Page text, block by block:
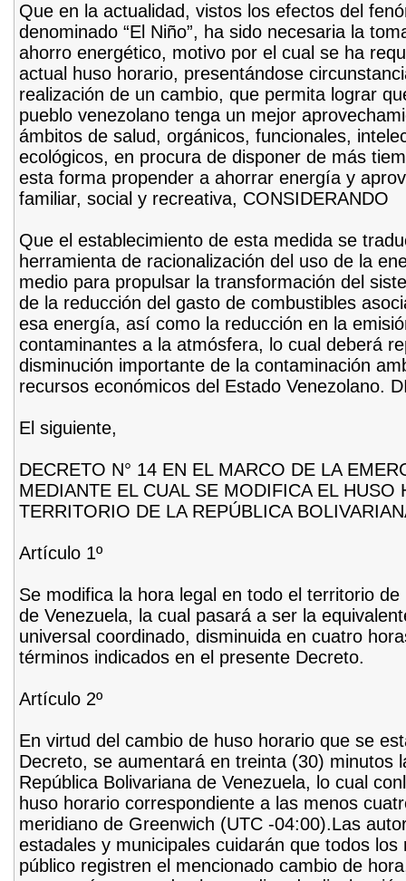
Que en la actualidad, vistos los efectos del
denominado “El Niño”, ha sido necesaria la
ahorro energético, motivo por el cual se ha
actual huso horario, presentándose
realización de un cambio, que permita lograr
pueblo venezolano tenga un mejor
ámbitos de salud, orgánicos, funcionales,
ecológicos, en procura de disponer de más
esta forma propender a ahorrar energía y
familiar, social y recreativa, CONSIDERANDO
Que el establecimiento de esta medida se
herramienta de racionalización del uso de la
medio para propulsar la transformación del
de la reducción del gasto de combustibles
esa energía, así como la reducción en la
contaminantes a la atmósfera, lo cual deberá
disminución importante de la contaminación
recursos económicos del Estado Venezolano.
El siguiente,
DECRETO N° 14 EN EL MARCO DE LA
MEDIANTE EL CUAL SE MODIFICA EL HUSO
TERRITORIO DE LA REPÚBLICA
Artículo 1º
Se modifica la hora legal en todo el territorio de
de Venezuela, la cual pasará a ser la
universal coordinado, disminuida en cuatro
términos indicados en el presente Decreto.
Artículo 2º
En virtud del cambio de huso horario que se
Decreto, se aumentará en treinta (30) minutos
República Bolivariana de Venezuela, lo cual
huso horario correspondiente a las menos
meridiano de Greenwich (UTC -04:00).Las
estadales y municipales cuidarán que todos los
público registren el mencionado cambio de